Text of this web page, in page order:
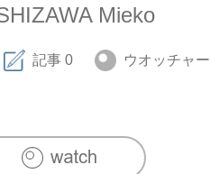
Mieko
記事 0 ウオッチャー